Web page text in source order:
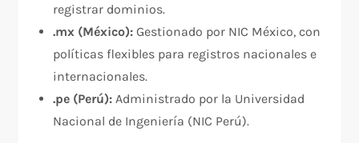
registrar dominios.
.mx (México): Gestionado por NIC México, con
políticas flexibles para registros nacionales e
internacionales.
.pe (Perú): Administrado por la Universidad
Nacional de Ingeniería (NIC Perú).